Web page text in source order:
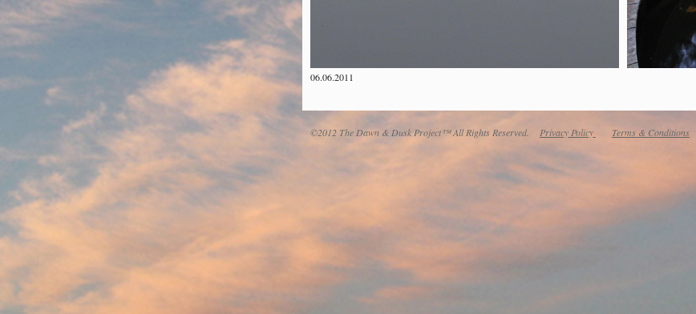
06.06.2011
©2012 The Dawn & Dusk Project™ All Rights Reserved. Privacy Policy Terms & Conditions